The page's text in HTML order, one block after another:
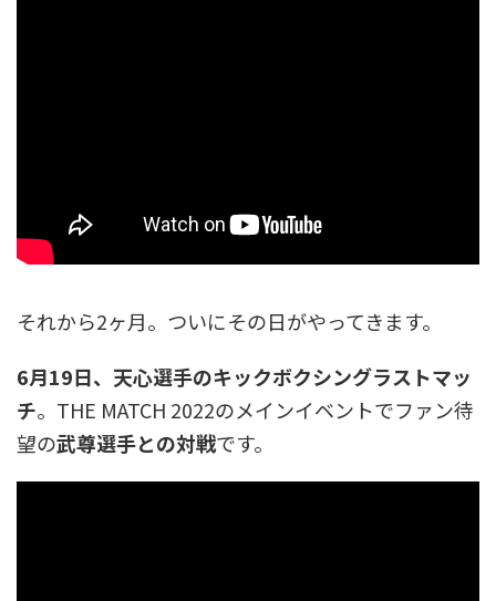
それから2ヶ月。ついにその日がやってきます。
6月19日、天心選手のキックボクシングラストマッ
チ。THE MATCH 2022のメインイベントでファン待
望の武尊選手との対戦です。